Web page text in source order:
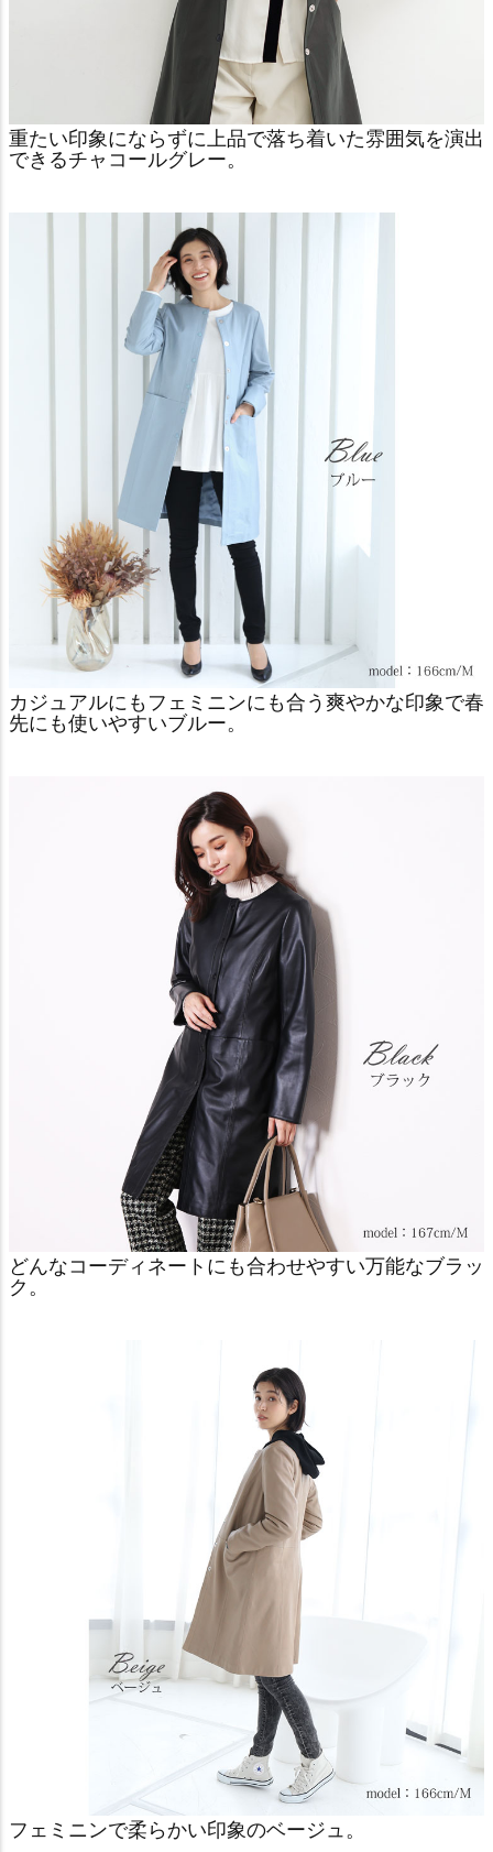
重たい印象にならずに上品で落ち着いた雰囲気を演出
できるチャコールグレー。
カジュアルにもフェミニンにも合う爽やかな印象で春
先にも使いやすいブルー。
どんなコーディネートにも合わせやすい万能なブラッ
ク。
フェミニンで柔らかい印象のベージュ。